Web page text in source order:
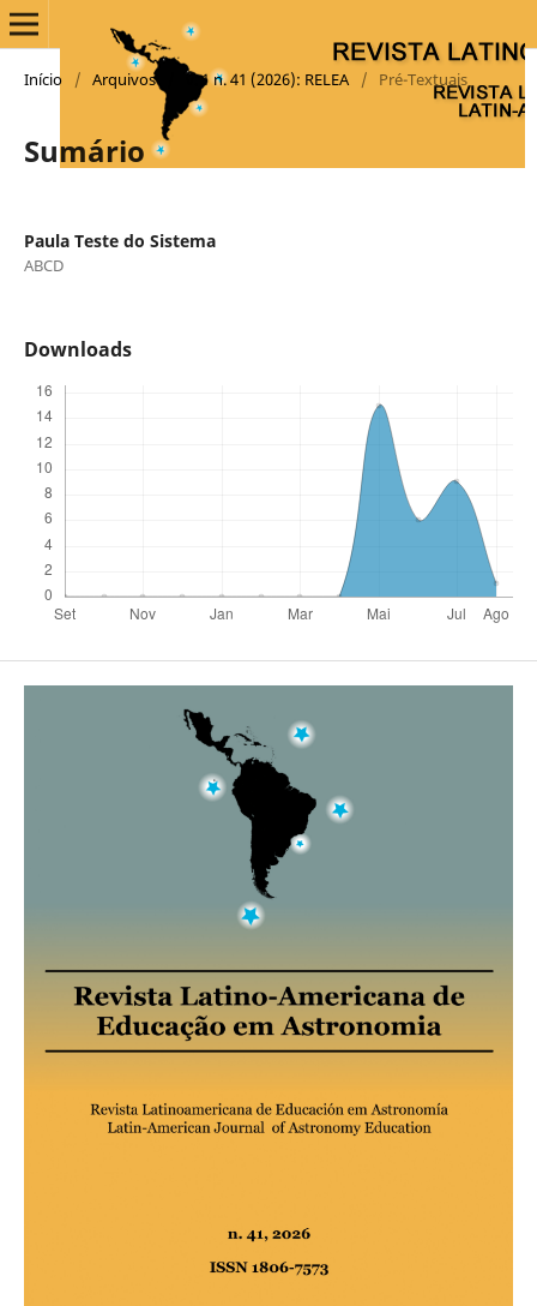
Início / Arquivos v. 1 n. 41 (2026): RELEA / Pré-Textuais
Sumário
Paula Teste do Sistema
ABCD
Downloads